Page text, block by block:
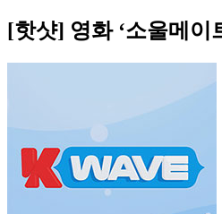
[핫샷] 영화 ‘소울메이